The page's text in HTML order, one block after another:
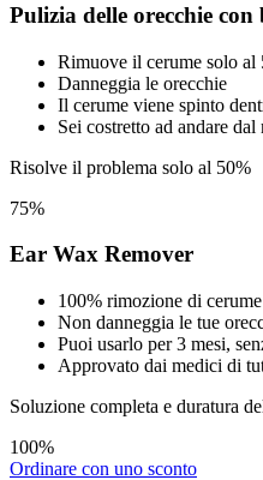
Pulizia delle orecchie
Rimuove il cerume solo al
Danneggia le orecchie
Il cerume viene spinto
Sei costretto ad andare dal
Risolve il problema solo al 50%
75%
Ear Wax Remover
100% rimozione di cerume
Non danneggia le tue
Puoi usarlo per 3 mesi,
Approvato dai medici di
Soluzione completa e duratura
100%
Ordinare con uno sconto